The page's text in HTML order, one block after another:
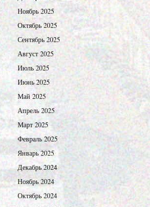
Ноябрь 2025
Октябрь 2025
Сентябрь 2025
Август 2025
Июль 2025
Июнь 2025
Май 2025
Апрель 2025
Март 2025
Февраль 2025
Январь 2025
Декабрь 2024
Ноябрь 2024
Октябрь 2024